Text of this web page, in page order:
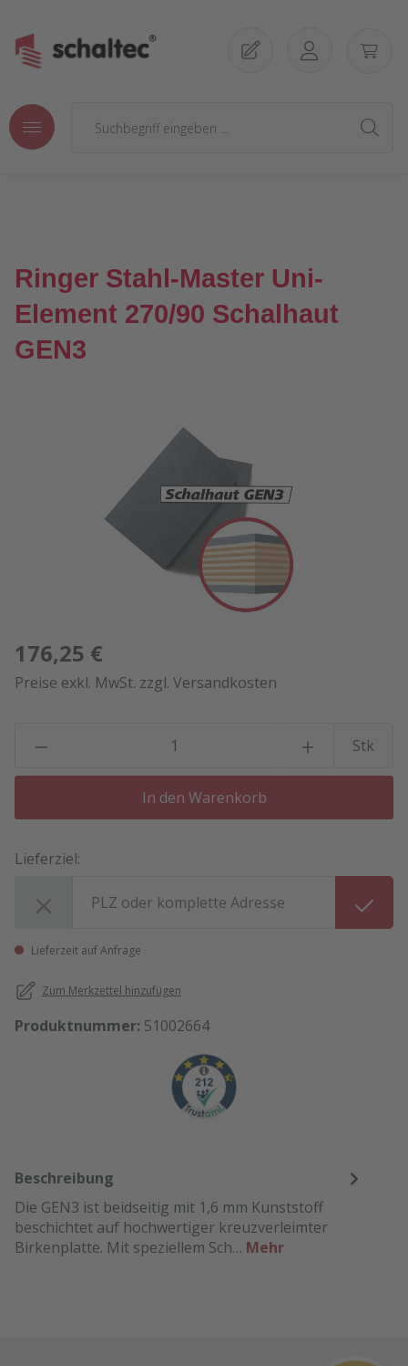
Ringer Stahl-Master Uni-
Element 270/90 Schalhaut
GEN3
Bildergalerie überspringen
176,25 €
Preise exkl. MwSt. zzgl. Versandkosten
Stk
In den Warenkorb
Lieferziel:
Lieferzeit auf Anfrage
Zum Merkzettel hinzufügen
Produktnummer: 51002664
Beschreibung
Die GEN3 ist beidseitig mit 1,6 mm Kunststoff
beschichtet auf hochwertiger kreuzverleimter
Birkenplatte. Mit speziellem Sch… Mehr